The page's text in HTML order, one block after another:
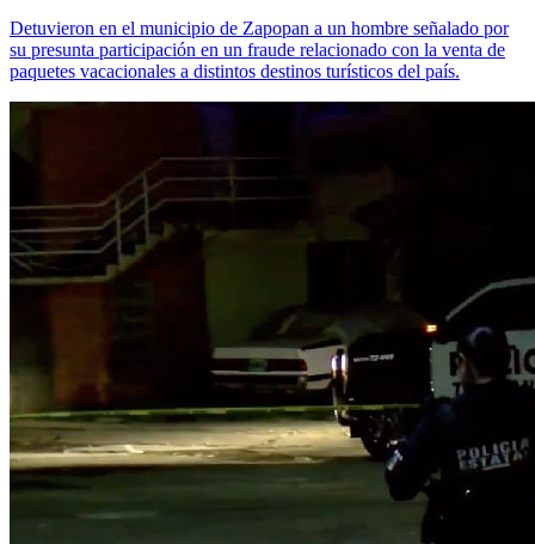
Detuvieron en el municipio de Zapopan a un hombre señalado por
su presunta participación en un fraude relacionado con la venta de
paquetes vacacionales a distintos destinos turísticos del país.